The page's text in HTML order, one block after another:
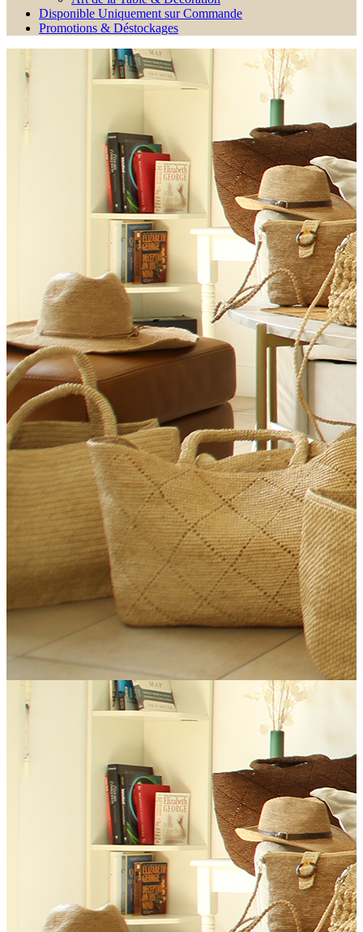
Disponible Uniquement sur Commande
Promotions & Déstockages